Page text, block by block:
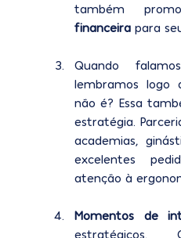
também
financeira para
Quando
lembramos logo
não é? Essa
estratégia.
academias,
excelentes
atenção à
Momentos de
estratégicos.